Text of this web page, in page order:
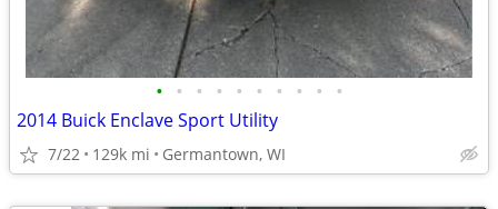
• • • • • • • • • •
2014 Buick Enclave Sport Utility
7/22 129k mi Germantown, WI